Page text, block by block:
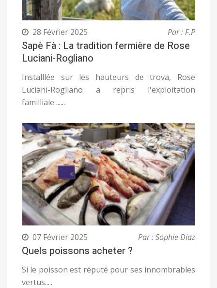
28 Février 2025 Par : F.P
Sapè Fà : La tradition fermière de Rose
Luciani-Rogliano
Installlée sur les hauteurs de trova, Rose
Luciani-Rogliano a repris l'exploitation
familliale ......
07 Février 2025 Par : Sophie Diaz
Quels poissons acheter ?
Si le poisson est réputé pour ses innombrables
vertus.....